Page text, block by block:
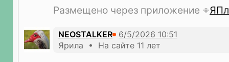
Размещено через приложение
NEOSTALKER
Ярила • На сайте 11 лет